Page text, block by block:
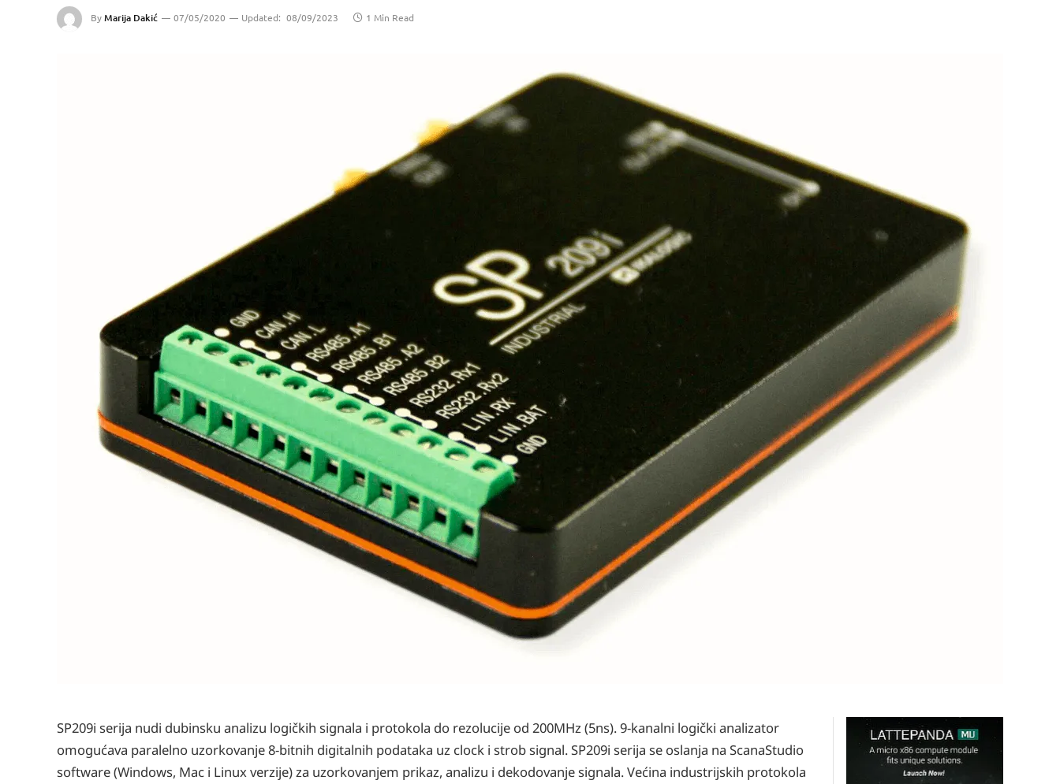
ByMarija Dakić 07/05/2020 Updated: 08/09/2023 1 Min Read
SP209i serija nudi dubinsku analizu logičkih signala i protokola do rezolucije od 200MHz (5ns). 9-kanalni logički analizator
omogućava paralelno uzorkovanje 8-bitnih digitalnih podataka uz clock i strob signal. SP209i serija se oslanja na ScanaStudio
software (Windows, Mac i Linux verzije) za uzorkovanjem prikaz, analizu i dekodovanje signala. Većina industrijskih protokola